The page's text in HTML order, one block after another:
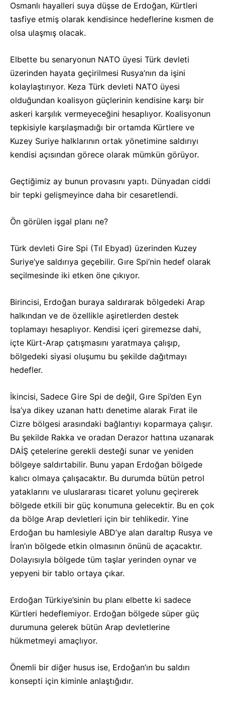
Osmanlı hayalleri suya düşse de Erdoğan, Kürtleri
tasfiye etmiş olarak kendisince hedeflerine kısmen de
olsa ulaşmış olacak.
Elbette bu senaryonun NATO üyesi Türk devleti
üzerinden hayata geçirilmesi Rusya’nın da işini
kolaylaştırıyor. Keza Türk devleti NATO üyesi
olduğundan koalisyon güçlerinin kendisine karşı bir
askeri karşılık vermeyeceğini hesaplıyor. Koalisyonun
tepkisiyle karşılaşmadığı bir ortamda Kürtlere ve
Kuzey Suriye halklarının ortak yönetimine saldırıyı
kendisi açısından görece olarak mümkün görüyor.
Geçtiğimiz ay bunun provasını yaptı. Dünyadan ciddi
bir tepki gelişmeyince daha bir cesaretlendi.
Ön görülen işgal planı ne?
Türk devleti Gire Spi (Tıl Ebyad) üzerinden Kuzey
Suriye’ye saldırıya geçebilir. Gıre Spi’nin hedef olarak
seçilmesinde iki etken öne çıkıyor.
Birincisi, Erdoğan buraya saldırarak bölgedeki Arap
halkından ve de özellikle aşiretlerden destek
toplamayı hesaplıyor. Kendisi içeri giremezse dahi,
içte Kürt-Arap çatışmasını yaratmaya çalışıp,
bölgedeki siyasi oluşumu bu şekilde dağıtmayı
hedefler.
İkincisi, Sadece Gire Spi de değil, Gıre Spi’den Eyn
İsa’ya dikey uzanan hattı denetime alarak Fırat ile
Cizre bölgesi arasındaki bağlantıyı koparmaya çalışır.
Bu şekilde Rakka ve oradan Derazor hattına uzanarak
DAİŞ çetelerine gerekli desteği sunar ve yeniden
bölgeye saldırtabilir. Bunu yapan Erdoğan bölgede
kalıcı olmaya çalışacaktır. Bu durumda bütün petrol
yataklarını ve uluslararası ticaret yolunu geçirerek
bölgede etkili bir güç konumuna gelecektir. Bu en çok
da bölge Arap devletleri için bir tehlikedir. Yine
Erdoğan bu hamlesiyle ABD’ye alan daraltıp Rusya ve
İran’ın bölgede etkin olmasının önünü de açacaktır.
Dolayısıyla bölgede tüm taşlar yerinden oynar ve
yepyeni bir tablo ortaya çıkar.
Erdoğan Türkiye’sinin bu planı elbette ki sadece
Kürtleri hedeflemiyor. Erdoğan bölgede süper güç
durumuna gelerek bütün Arap devletlerine
hükmetmeyi amaçlıyor.
Önemli bir diğer husus ise, Erdoğan’ın bu saldırı
konsepti için kiminle anlaştığıdır.